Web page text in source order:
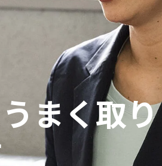
まく取り